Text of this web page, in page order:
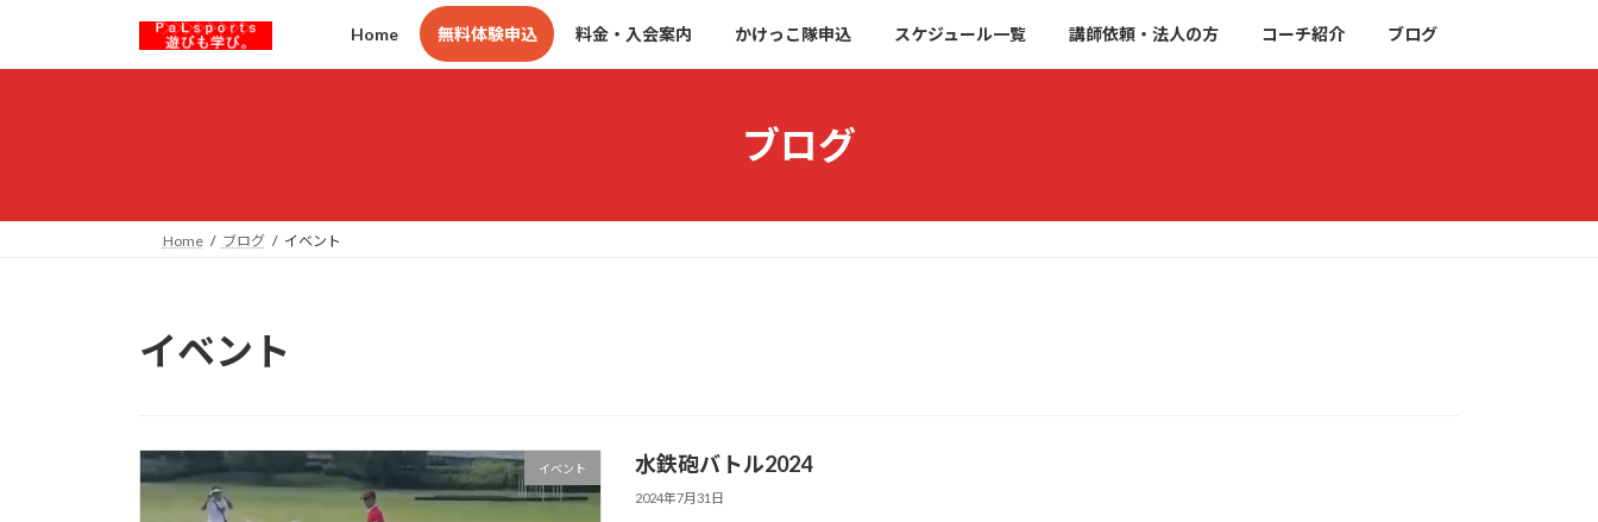
テ
ゲ
Home 無料体験申込 料金・入会案内 かけっこ隊申込 スケジュール一覧 講師依頼・法人の方 コーチ紹介 ブログ
ブログ
Home ブログ イベント
イベント
イベント 水鉄砲バトル2024
2024年7月31日